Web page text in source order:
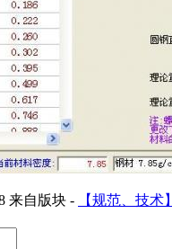
来自版块 -
【规范、技术】